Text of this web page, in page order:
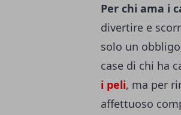
Per chi ama i
divertire e
solo un
case di chi ha
i peli, ma per
affettuoso